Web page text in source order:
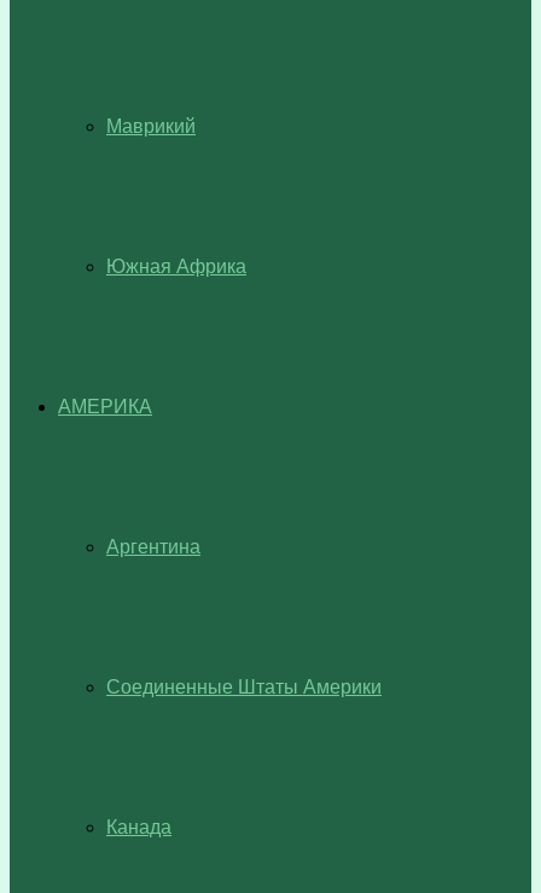
Маврикий
Южная Африка
АМЕРИКА
Аргентина
Соединенные Штаты Америки
Канада